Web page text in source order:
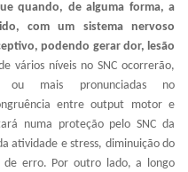
quando, de alguma forma, a
com um sistema nervoso
podendo gerar dor, lesão
vários níveis no SNC ocorrerão,
ou mais pronunciadas no
entre output motor e
numa proteção pelo SNC da
atividade e stress, diminuição do
de erro. Por outro lado, a longo